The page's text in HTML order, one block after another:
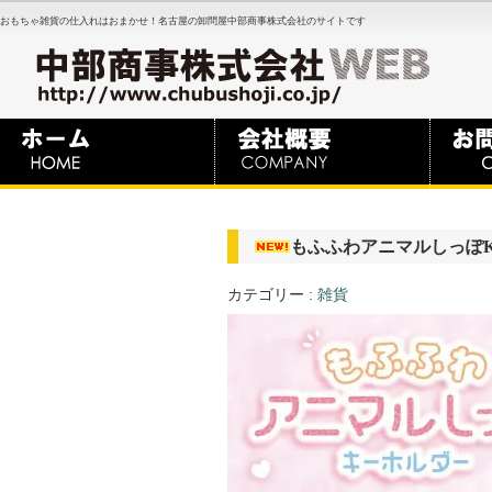
おもちゃ雑貨の仕入れはおまかせ！名古屋の卸問屋中部商事株式会社のサイトです
もふふわアニマルしっぽ
カテゴリー : 雑貨